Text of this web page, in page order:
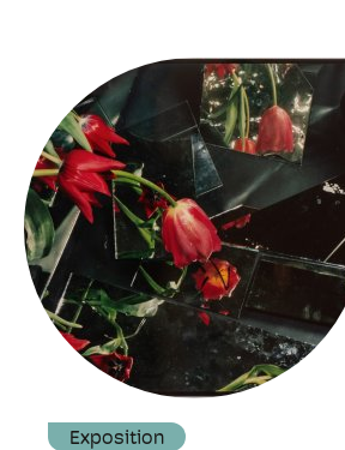
Exposition